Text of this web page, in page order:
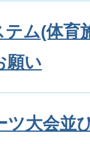
ム(体育
願い
ツ大会並